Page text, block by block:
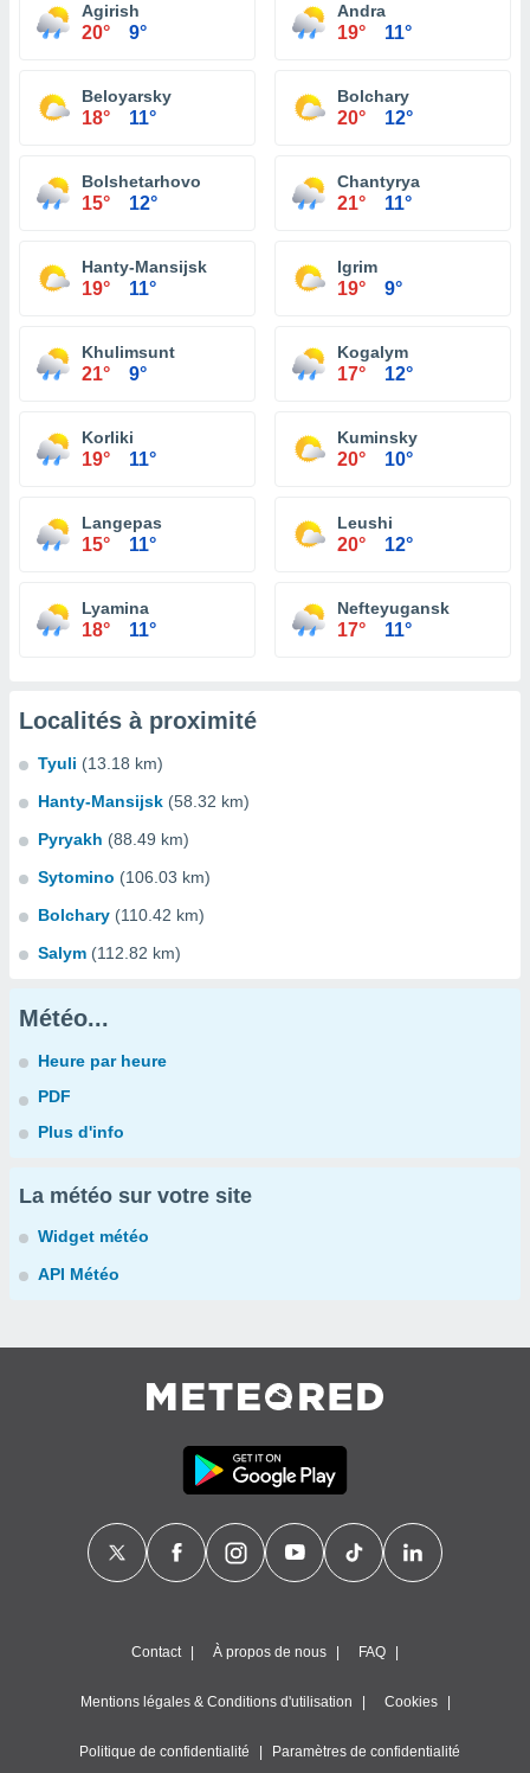
Agirish
20° 9°
Andra
19° 11°
Beloyarsky
18° 11°
Bolchary
20° 12°
Bolshetarhovo
15° 12°
Chantyrya
21° 11°
Hanty-Mansijsk
19° 11°
Igrim
19° 9°
Khulimsunt
21° 9°
Kogalym
17° 12°
Korliki
19° 11°
Kuminsky
20° 10°
Langepas
15° 11°
Leushi
20° 12°
Lyamina
18° 11°
Nefteyugansk
17° 11°
Localités à proximité
Tyuli (13.18 km)
Hanty-Mansijsk (58.32 km)
Pyryakh (88.49 km)
Sytomino (106.03 km)
Bolchary (110.42 km)
Salym (112.82 km)
Météo...
Heure par heure
PDF
Plus d'info
La météo sur votre site
Widget météo
API Météo
Contact À propos de nous FAQ
Mentions légales & Conditions d'utilisation Cookies
Politique de confidentialité Paramètres de confidentialité